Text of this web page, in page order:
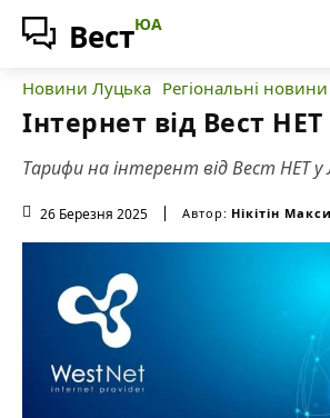
ВестЮА
Новини Луцька Регіональні новини
Інтернет від Вест
Тарифи на інтерент від Вест НЕТ у
26 Березня 2025 Автор: Нікітін